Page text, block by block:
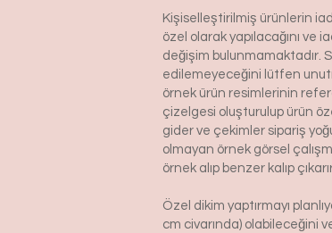
Kişiselleştirilmiş ürünlerin
özel olarak yapılacağını
değişim bulunmamaktadır.
edilemeyeceğini lütfen
örnek ürün resimlerinin
çizelgesi oluşturulup ürün
gider ve çekimler sipariş
olmayan örnek görsel
örnek alıp benzer kalıp
Özel dikim yaptırmayı
cm civarında) olabileceğini